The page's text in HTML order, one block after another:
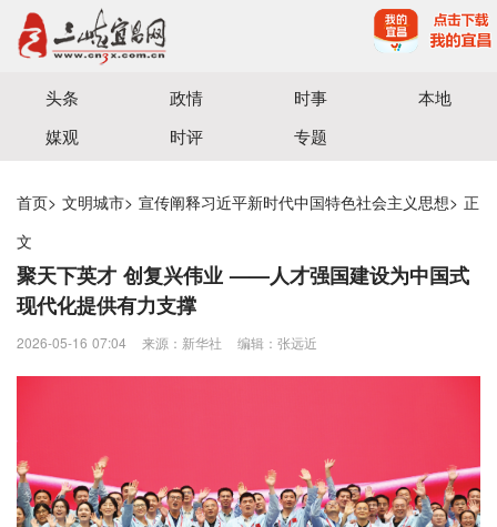
宜昌三峡融媒体中心主办
头条 政情 时事
本地
媒观
时评 专题
首页> 文明城市> 宣传阐释习近平新时代中国特色社会主义思想> 正
文
聚天下英才 创复兴伟业 ——人才强国建设为中国式
现代化提供有力支撑
2026-05-16 07:04 来源：新华社 编辑：张远近